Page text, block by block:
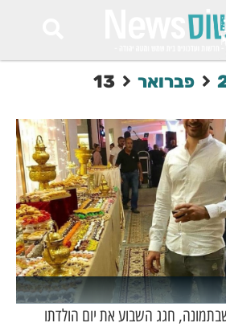
פברואר 13
חגג השבוע את יום הולדתו